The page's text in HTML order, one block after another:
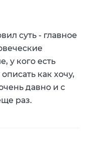
суть - главное
у кого есть
как хочу,
давно и с
раз.